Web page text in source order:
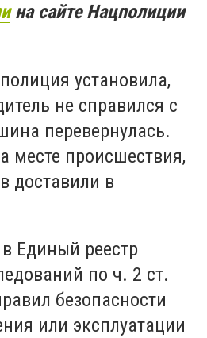
на сайте Нацполиции
установила,
не справился с
перевернулась.
месте происшествия,
доставили в
Единый реестр
по ч. 2 ст.
безопасности
или эксплуатации